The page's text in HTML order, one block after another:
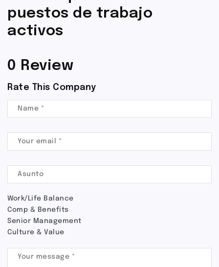
puestos de trabajo
activos
0 Review
Rate This Company
Work/Life Balance
Comp & Benefits
Senior Management
Culture & Value